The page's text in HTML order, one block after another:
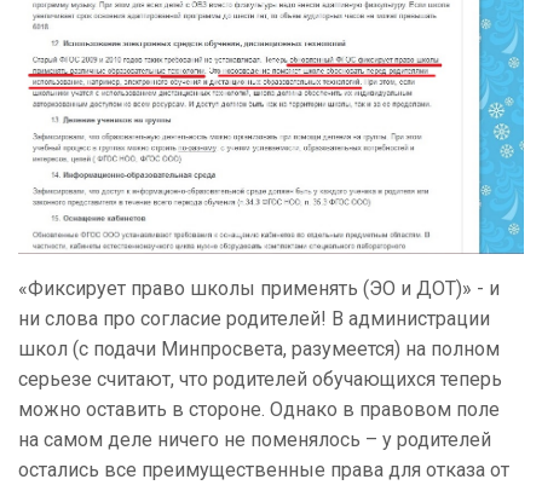
«Фиксирует право школы применять (ЭО и ДОТ)» - и
ни слова про согласие родителей! В администрации
школ (с подачи Минпросвета, разумеется) на полном
серьезе считают, что родителей обучающихся теперь
можно оставить в стороне. Однако в правовом поле
на самом деле ничего не поменялось – у родителей
остались все преимущественные права для отказа от